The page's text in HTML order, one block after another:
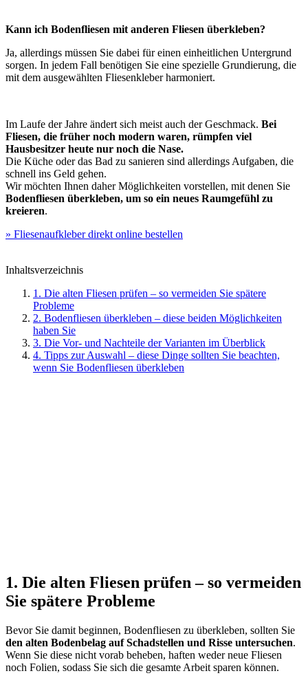
Kann ich Bodenfliesen mit anderen Fliesen überkleben?
Ja, allerdings müssen Sie dabei für einen einheitlichen Untergrund
sorgen. In jedem Fall benötigen Sie eine spezielle Grundierung, die
mit dem ausgewählten Fliesenkleber harmoniert.
Im Laufe der Jahre ändert sich meist auch der Geschmack. Bei
Fliesen, die früher noch modern waren, rümpfen viel
Hausbesitzer heute nur noch die Nase.
Die Küche oder das Bad zu sanieren sind allerdings Aufgaben, die
schnell ins Geld gehen.
Wir möchten Ihnen daher Möglichkeiten vorstellen, mit denen Sie
Bodenfliesen überkleben, um so ein neues Raumgefühl zu
kreieren.
» Fliesenaufkleber direkt online bestellen
Inhaltsverzeichnis
1. Die alten Fliesen prüfen – so vermeiden Sie spätere
Probleme
2. Bodenfliesen überkleben – diese beiden Möglichkeiten
haben Sie
3. Die Vor- und Nachteile der Varianten im Überblick
4. Tipps zur Auswahl – diese Dinge sollten Sie beachten,
wenn Sie Bodenfliesen überkleben
1. Die alten Fliesen prüfen – so vermeiden
Sie spätere Probleme
Bevor Sie damit beginnen, Bodenfliesen zu überkleben, sollten Sie
den alten Bodenbelag auf Schadstellen und Risse untersuchen.
Wenn Sie diese nicht vorab beheben, haften weder neue Fliesen
noch Folien, sodass Sie sich die gesamte Arbeit sparen können.